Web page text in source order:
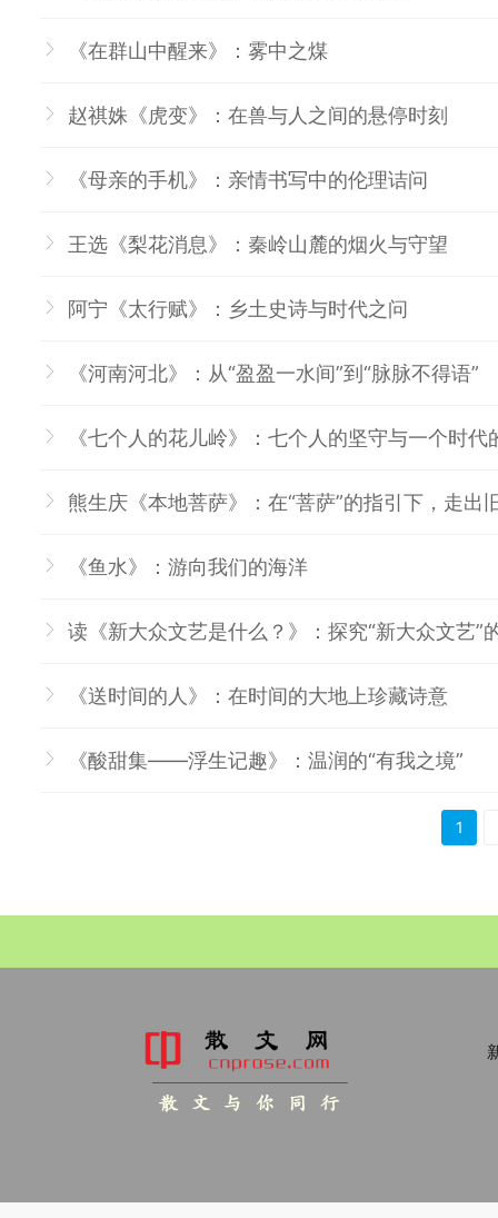
《在群山中醒来》：雾中之煤
赵祺姝《虎变》：在兽与人之间的悬停时刻
《母亲的手机》：亲情书写中的伦理诘问
王选《梨花消息》：秦岭山麓的烟火与守望
阿宁《太行赋》：乡土史诗与时代之问
《河南河北》：从“盈盈一水间”到“脉脉不得语”
《七个人的花儿岭》：七个人的坚守与一个时代
熊生庆《本地菩萨》：在“菩萨”的指引下，走出
《鱼水》：游向我们的海洋
读《新大众文艺是什么？》：探究“新大众文艺”
《送时间的人》：在时间的大地上珍藏诗意
《酸甜集——浮生记趣》：温润的“有我之境”
1
散 文 与 你 同 行